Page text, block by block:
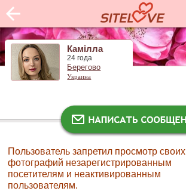
Камілла
24 года
Берегово
Украина
Пользователь запретил просмотр своих
фотографий незарегистрированным
посетителям и неактивированным
пользователям.